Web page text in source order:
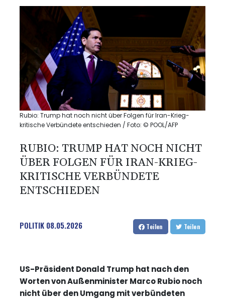
Rubio: Trump hat noch nicht über Folgen für Iran-Krieg-
kritische Verbündete entschieden / Foto: © POOL/AFP
RUBIO: TRUMP HAT NOCH NICHT
ÜBER FOLGEN FÜR IRAN-KRIEG-
KRITISCHE VERBÜNDETE
ENTSCHIEDEN
POLITIK 08.05.2026 Teilen Teilen
US-Präsident Donald Trump hat nach den
Worten von Außenminister Marco Rubio noch
nicht über den Umgang mit verbündeten